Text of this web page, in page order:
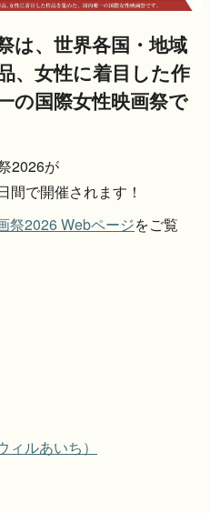
は、世界各国・地域
、女性に着目した作
の国際女性映画祭で
2026が
間で開催されます！
祭2026 Webページをご覧
ルあいち）